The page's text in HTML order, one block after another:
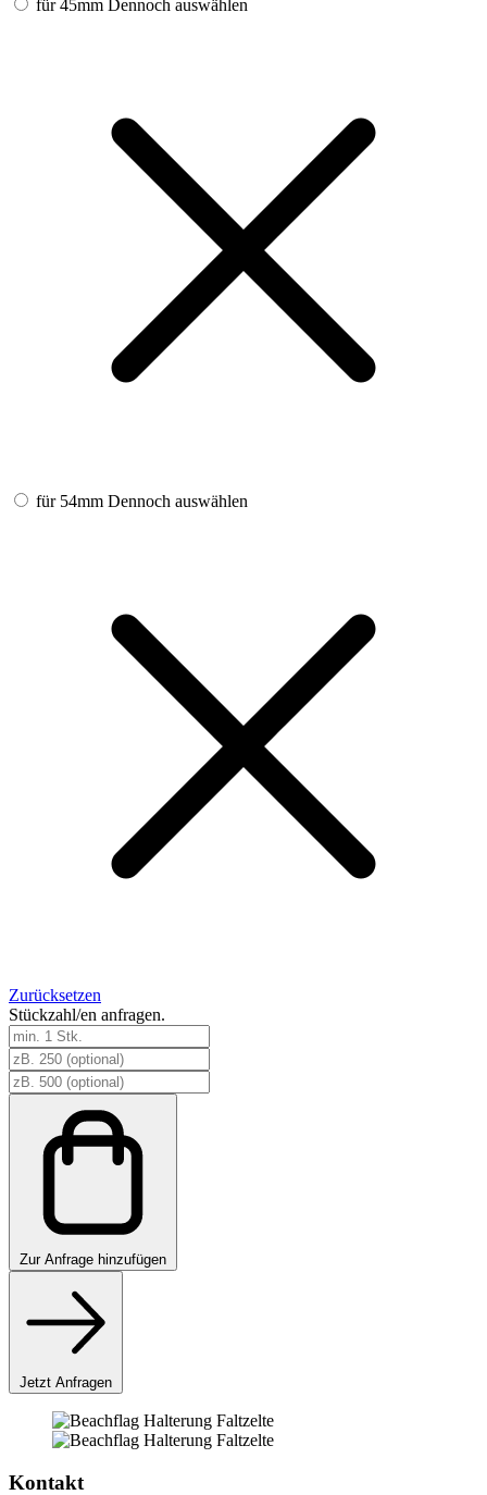
für 45mm Dennoch auswählen
für 54mm Dennoch auswählen
Zurücksetzen
Stückzahl/en anfragen.
Beachflag
Halterung
Faltzelte
Menge
Zur Anfrage hinzufügen
Jetzt Anfragen
Kontakt